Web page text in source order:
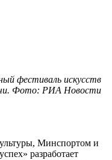
фестиваль искусств
Фото: РИА Новости
Минспортом и
разработает